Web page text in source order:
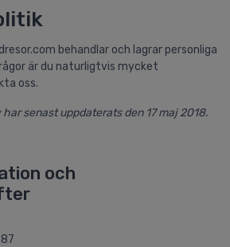
behandlar och lagrar personliga
är du naturligtvis mycket
oss.
senast uppdaterats den 17 maj 2018.
och